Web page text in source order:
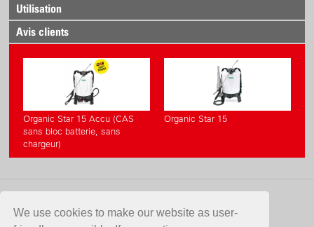
We use cookies to make our website as user-
Utilisation
Avis clients
Organic Star 15 Accu (CAS
sans bloc batterie, sans
chargeur)
Organic Star 15
CONTACT